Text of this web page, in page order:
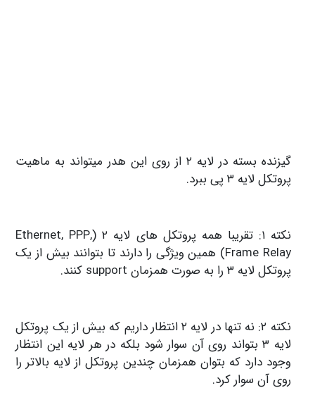
گیزنده بسته در لایه ۲ از روی این هدر میتواند به ماهیت
پروتکل لایه ۳ پی ببرد.
نکته ۱: تقریبا همه پروتکل های لایه ۲ (Ethernet, PPP,
Frame Relay) همین ویژگی را دارند تا بتوانند بیش از یک
پروتکل لایه ۳ را به صورت همزمان support کنند.
نکته ۲: نه تنها در لایه ۲ انتظار داریم که بیش از یک پروتکل
لایه ۳ بتواند روی آن سوار شود بلکه در هر لایه این انتظار
وجود دارد که بتوان همزمان چندین پروتکل از لایه بالاتر را
روی آن سوار کرد.